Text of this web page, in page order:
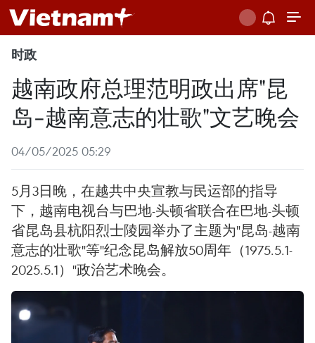
时政
越南政府总理范明政出席"昆
岛-越南意志的壮歌"文艺晚会
04/05/2025 05:29
5月3日晚，在越共中央宣教与民运部的指导
下，越南电视台与巴地-头顿省联合在巴地-头顿
省昆岛县杭阳烈士陵园举办了主题为"昆岛-越南
意志的壮歌"等"纪念昆岛解放50周年（1975.5.1-
2025.5.1）"政治艺术晚会。